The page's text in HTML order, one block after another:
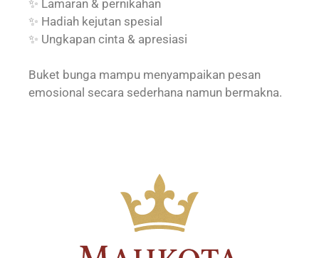
✨ Lamaran & pernikahan
✨ Hadiah kejutan spesial
✨ Ungkapan cinta & apresiasi
Buket bunga mampu menyampaikan pesan
emosional secara sederhana namun bermakna.